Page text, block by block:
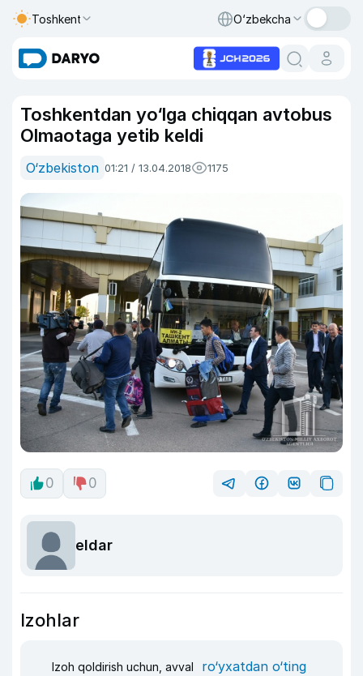
Toshkent O‘zbekcha
Toshkentdan yo‘lga chiqqan avtobus
Olmaotaga yetib keldi
O‘zbekiston 01:21 / 13.04.2018 1175
0 0
eldar
Izohlar
Izoh qoldirish uchun, avval ro‘yxatdan o‘ting